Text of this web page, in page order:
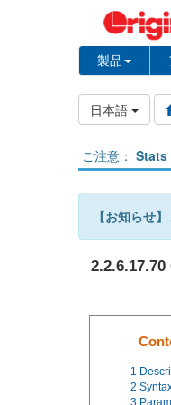
製品
日本語
ご注意： Stats
【お知らせ】
1
2
3